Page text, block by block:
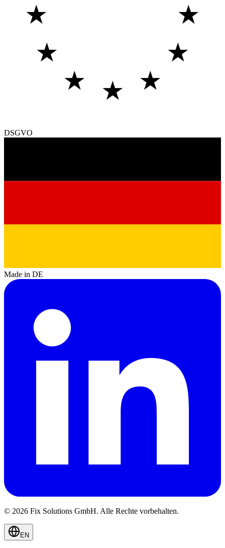
★
★
★
★
★
★
★
DSGVO
Made in DE
© 2026 Fix Solutions GmbH. Alle Rechte vorbehalten.
EN